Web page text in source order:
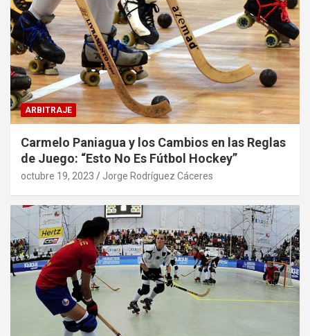
ARBITRAJE
Carmelo Paniagua y los Cambios en las Reglas
de Juego: “Esto No Es Fútbol Hockey”
octubre 19, 2023 Jorge Rodríguez Cáceres